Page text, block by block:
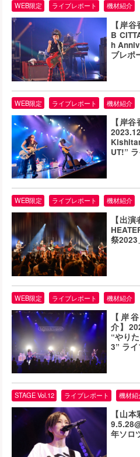
【岸
B
h
ブレポ
WEB限定 ライブレポート 機材紹介
【岸
UT!”
WEB限定 ライブレポート 機材紹介
【出
祭2023
WEB限定 ライブレポート 機材紹介
【岸
介】
“やり
3” ラ
WEB限定 ライブレポート 機材紹介
【山
年ソロ
STAGE Vol.12 ライブレポート 機材紹